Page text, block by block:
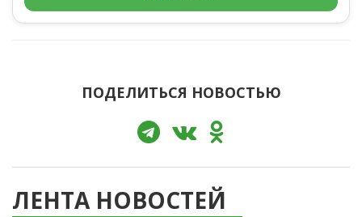
ПОДЕЛИТЬСЯ НОВОСТЬЮ
ЛЕНТА НОВОСТЕЙ